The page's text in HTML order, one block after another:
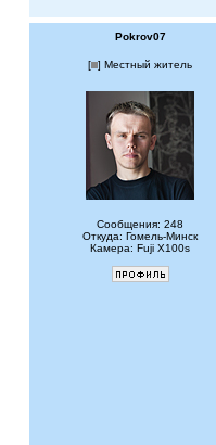
Pokrov07
[ ] Местный житель
Сообщения: 248
Откуда: Гомель-Минск
Камера: Fuji X100s